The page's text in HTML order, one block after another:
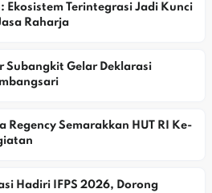
Terintegrasi Jadi Kunci
Raharja
Subangkit Gelar Deklarasi
Regency Semarakkan HUT RI Ke-
Hadiri IFPS 2026, Dorong